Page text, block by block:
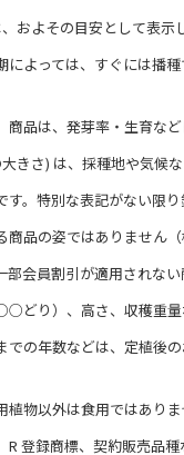
およその目安として表示
によっては、すぐには播
商品は、発芽率・生育な
きさ) は、採種地や気候
す。特別な表記がない限
商品の姿ではありません
会員割引が適用されない
どり）、高さ、収穫重量
での年数などは、定植後
植物以外は食用ではあり
登録商標、契約販売品種